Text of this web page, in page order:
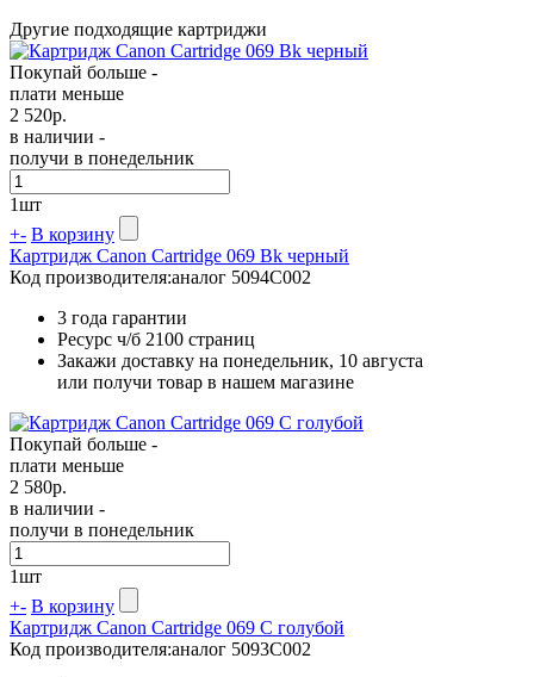
Другие подходящие картриджи
Покупай больше -
плати меньше
2 520р.
в наличии -
получи в понедельник
1шт
+- В корзину
Картридж Canon Cartridge 069 Bk черный
Код производителя:аналог 5094C002
3 года гарантии
Ресурс ч/б 2100 страниц
Закажи доставку на понедельник, 10 августа
или получи товар в нашем магазине
Покупай больше -
плати меньше
2 580р.
в наличии -
получи в понедельник
1шт
+- В корзину
Картридж Canon Cartridge 069 C голубой
Код производителя:аналог 5093C002